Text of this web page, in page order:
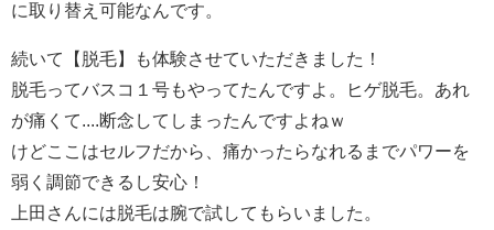
に取り替え可能なんです。
続いて【脱毛】も体験させていただきました！
脱毛ってバスコ１号もやってたんですよ。ヒゲ脱毛。あれ
が痛くて....断念してしまったんですよねｗ
けどここはセルフだから、痛かったらなれるまでパワーを
弱く調節できるし安心！
上田さんには脱毛は腕で試してもらいました。